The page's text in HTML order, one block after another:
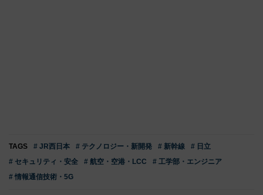
TAGS # JR西日本 # テクノロジー・新開発 # 新幹線
# 日立
# セキュリティ・安全
# 航空・空港・LCC
# 工学部・エンジニア
# 情報通信技術・5G